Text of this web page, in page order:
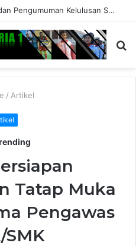
Sambutan Kepala Sekolah dan Pengumuman Kelulusan SMK Bina Patria 1 Sukoharjo Tahun Ajaran 2025/2026
/ Artikel
Tatap Muka
Pengawas
SMK